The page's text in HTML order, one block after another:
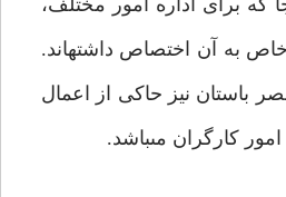
که براى اداره امور مختلف،
به آن اختصاص داشته‏اند.
مصر باستان نیز حاکى از اعمال
امور کارگران مى‏باشد.